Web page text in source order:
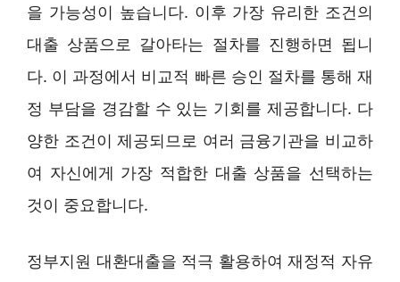
을 가능성이 높습니다. 이후 가장 유리한 조건의
대출 상품으로 갈아타는 절차를 진행하면 됩니
다. 이 과정에서 비교적 빠른 승인 절차를 통해 재
정 부담을 경감할 수 있는 기회를 제공합니다. 다
양한 조건이 제공되므로 여러 금융기관을 비교하
여 자신에게 가장 적합한 대출 상품을 선택하는
것이 중요합니다.
정부지원 대환대출을 적극 활용하여 재정적 자유